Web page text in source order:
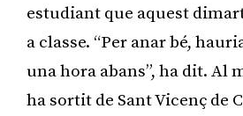
estudiant que aquest
a classe. “Per anar bé,
una hora abans”, ha dit. Al
ha sortit de Sant Vicenç de